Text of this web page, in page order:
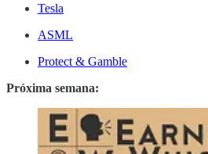
Tesla
ASML
Protect & Gamble
Próxima semana: